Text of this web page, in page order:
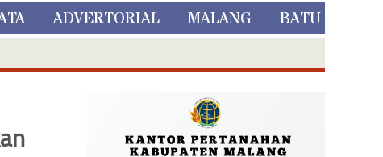
ADVERTORIAL MALANG BATU